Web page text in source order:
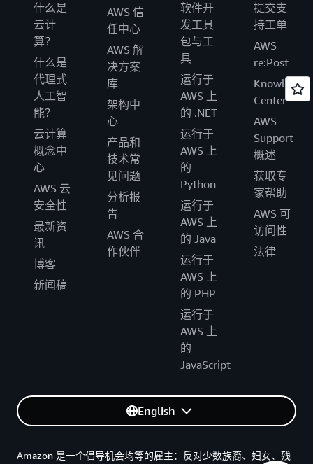
什么是
云计
算？
什么是
代理式
人工智
能？
云计算
概念中
心
AWS 云
安全性
最新资
讯
博客
新闻稿
AWS 信
任中心
AWS 解
决方案
库
架构中
心
产品和
技术常
见问题
分析报
告
AWS 合
作伙伴
软件开
发工具
包与工
具
运行于
AWS 上
的 .NET
运行于
AWS 上
的
Python
运行于
AWS 上
的 Java
运行于
AWS 上
的 PHP
运行于
AWS 上
的
JavaScript
提交支
持工单
AWS
re:Post
Knowledge
Center
AWS
Support
概述
获取专
家帮助
AWS 可
访问性
法律
English
Amazon 是一个倡导机会均等的雇主：反对少数族裔、妇女、残